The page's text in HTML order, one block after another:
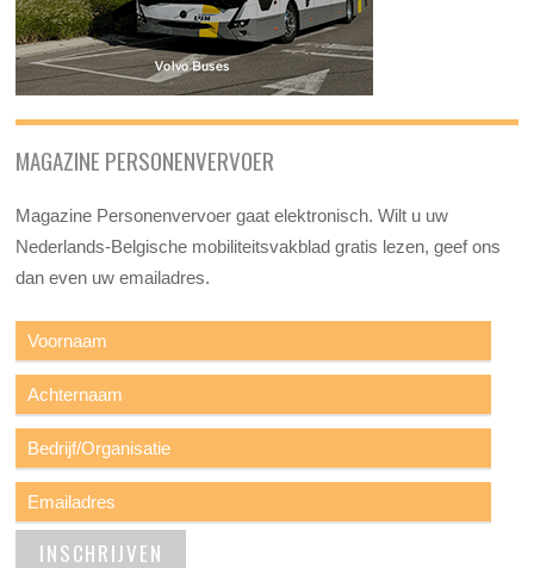
MAGAZINE PERSONENVERVOER
Magazine Personenvervoer gaat elektronisch. Wilt u uw
Nederlands-Belgische mobiliteitsvakblad gratis lezen, geef ons
dan even uw emailadres.